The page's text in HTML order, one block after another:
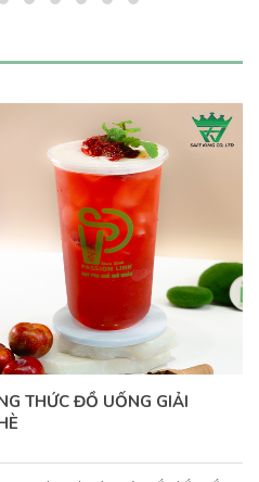
quả, lâu dài?
KEM DẺO BUÔN MAI THƠM
KEM MỊN DẺO